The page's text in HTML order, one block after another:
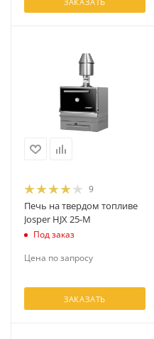
9
Печь на твердом топливе
Josper HJX 25-M
Под заказ
Цена по запросу
ЗАКАЗАТЬ